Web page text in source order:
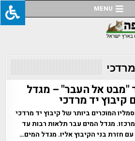
MENU
"מבט אל העבר" – מגדל
קיבוץ יד מרדכי
המוכרים ביותר של קיבוץ יד מרדכי
מגדל המים עבר תלאות רבות עד
עם חזרת בני הקיבוץ אליו. מגדל המים…